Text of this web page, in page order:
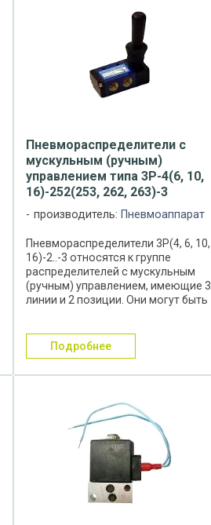
Пневмораспределители с
мускульным (ручным)
управлением типа 3Р-4(6, 10,
16)-252(253, 262, 263)-3
производитель: Пневмоаппарат
Пневмораспределители 3Р(4, 6, 10,
16)-2..-3 относятся к группе
распределителей с мускульным
(ручным) управлением, имеющие 3
линии и 2 позиции. Они могут быть
для изменения направления ...
подробнее